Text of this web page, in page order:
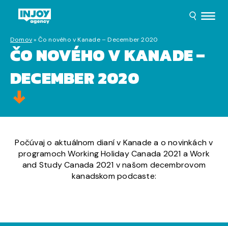
Domov» Čo nového v Kanade – December 2020
ČO NOVÉHO V KANADE –
DECEMBER 2020
Počúvaj o aktuálnom dianí v Kanade a o novinkách v
programoch Working Holiday Canada 2021 a Work
and Study Canada 2021 v našom decembrovom
kanadskom podcaste: